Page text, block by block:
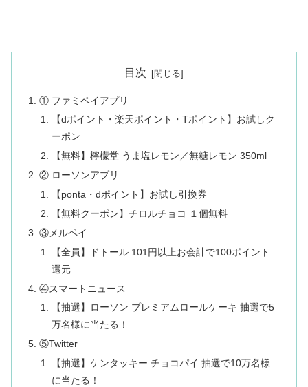
目次
① ファミペイアプリ
【dポイント・楽天ポイント・Tポイント】お試しク
ーポン
【無料】檸檬堂 うま塩レモン／無糖レモン 350ml
② ローソンアプリ
【ponta・dポイント】お試し引換券
【無料クーポン】チロルチョコ １個無料
③メルペイ
【全員】ドトール 101円以上お会計で100ポイント
還元
④スマートニュース
【抽選】ローソン プレミアムロールケーキ 抽選で5
万名様に当たる！
⑤Twitter
【抽選】ケンタッキー チョコパイ 抽選で10万名様
に当たる！